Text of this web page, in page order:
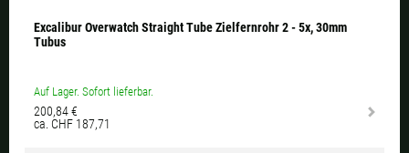
Excalibur Overwatch Straight Tube Zielfernrohr 2 - 5x, 30mm
Tubus
Auf Lager. Sofort lieferbar.
200,84 €
ca. CHF 187,71